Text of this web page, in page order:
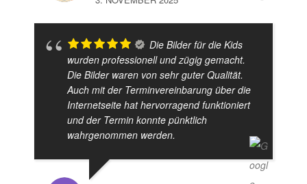
Die Bilder für die Kids
wurden professionell und zügig gemacht.
Die Bilder waren von sehr guter Qualität.
Auch mit der Terminvereinbarung über die
Internetseite hat hervorragend funktioniert
und der Termin konnte pünktlich
wahrgenommen werden.